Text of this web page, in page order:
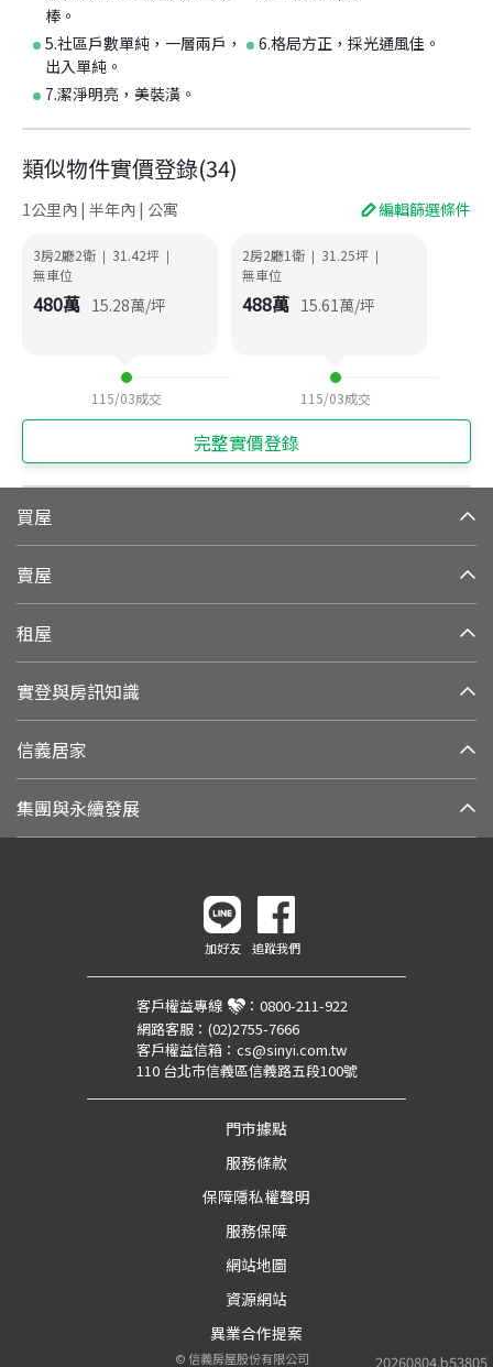
棒。
5.社區戶數單純，一層兩戶，
出入單純。
6.格局方正，採光通風佳。
7.潔淨明亮，美裝潢。
類似物件實價登錄(34)
1公里內 | 半年內 | 公寓 編輯篩選條件
3房2廳2衛 | 31.42坪 |
無車位
480萬 15.28萬/坪
115/03成交
2房2廳1衛 | 31.25坪 |
無車位
488萬 15.61萬/坪
115/03成交
完整實價登錄
買屋
賣屋
租屋
實登與房訊知識
信義居家
集團與永續發展
20260804.b53805
加好友 追蹤我們
客戶權益專線 ： 0800-211-922
網路客服： (02)2755-7666
客戶權益信箱： cs@sinyi.com.tw
110 台北市信義區信義路五段100號
門市據點
服務條款
保障隱私權聲明
服務保障
網站地圖
資源網站
異業合作提案
©信義房屋股份有限公司